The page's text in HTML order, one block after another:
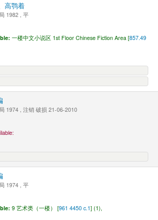
高鹗着
1982 , 平
一楼中文小说区 1st Floor Chinese Fiction Area [857.49
1974 , 注销 破损 21-06-2010
1974 , 平
9 艺术类（一楼） [961 4450 c.1] (1),